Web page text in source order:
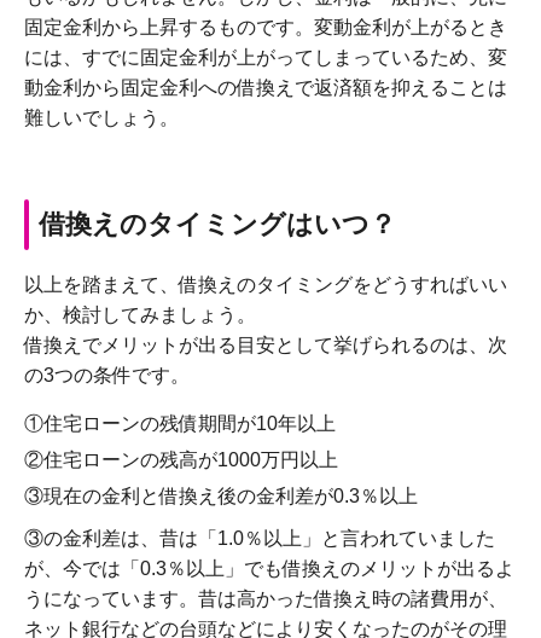
固定金利から上昇するものです。変動金利が上がるとき
には、すでに固定金利が上がってしまっているため、変
動金利から固定金利への借換えで返済額を抑えることは
難しいでしょう。
借換えのタイミングはいつ？
以上を踏まえて、借換えのタイミングをどうすればいい
か、検討してみましょう。
借換えでメリットが出る目安として挙げられるのは、次
の3つの条件です。
①住宅ローンの残債期間が10年以上
②住宅ローンの残高が1000万円以上
③現在の金利と借換え後の金利差が0.3％以上
③の金利差は、昔は「1.0％以上」と言われていました
が、今では「0.3％以上」でも借換えのメリットが出るよ
うになっています。昔は高かった借換え時の諸費用が、
ネット銀行などの台頭などにより安くなったのがその理